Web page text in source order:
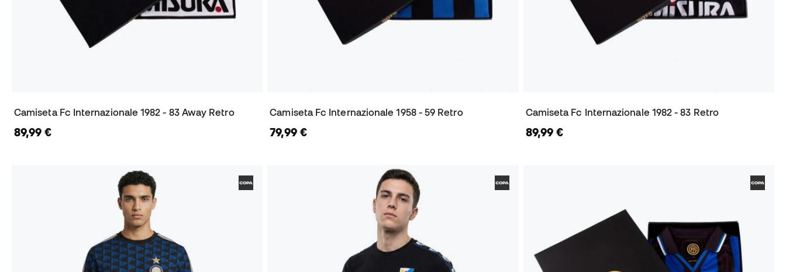
Camiseta Fc Internazionale 1982 - 83 Away Retro
89,99 €
Camiseta Fc Internazionale 1958 - 59 Retro
79,99 €
Camiseta Fc Internazionale 1982 - 83 Retro
89,99 €